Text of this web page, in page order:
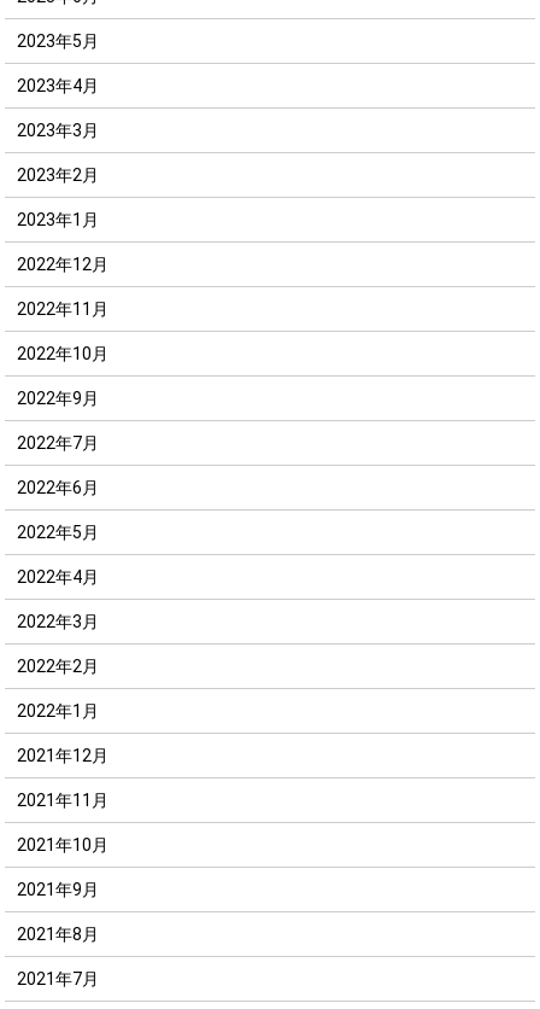
2023年5月
2023年4月
2023年3月
2023年2月
2023年1月
2022年12月
2022年11月
2022年10月
2022年9月
2022年7月
2022年6月
2022年5月
2022年4月
2022年3月
2022年2月
2022年1月
2021年12月
2021年11月
2021年10月
2021年9月
2021年8月
2021年7月